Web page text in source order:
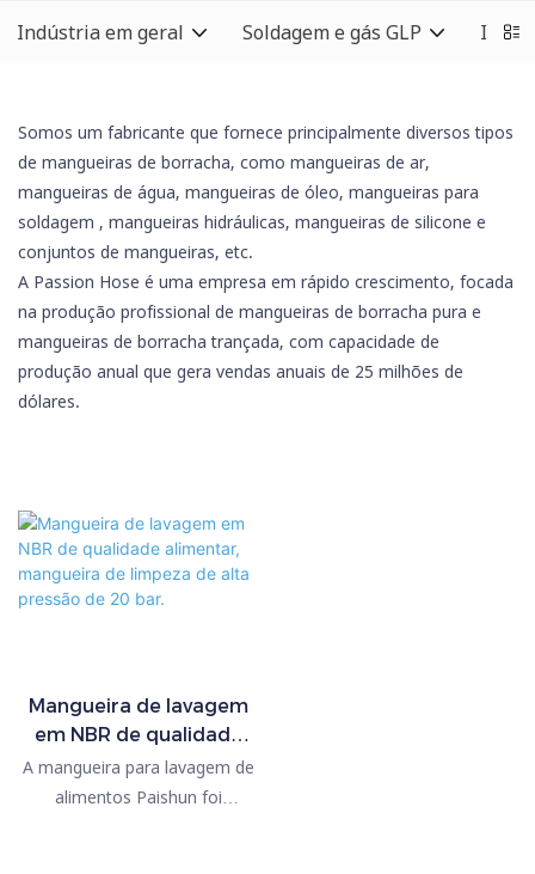
Indústria em geral Soldagem e gás GLP
Somos um fabricante que fornece principalmente diversos tipos
de mangueiras de borracha, como mangueiras de ar,
mangueiras de água, mangueiras de óleo, mangueiras para
soldagem , mangueiras hidráulicas, mangueiras de silicone e
conjuntos de mangueiras, etc.
A Passion Hose é uma empresa em rápido crescimento, focada
na produção profissional de mangueiras de borracha pura e
mangueiras de borracha trançada, com capacidade de
produção anual que gera vendas anuais de 25 milhões de
dólares.
Mangueira de lavagem
em NBR de qualidade
alimentar, mangueira de
limpeza de alta pressão
A mangueira para lavagem de
alimentos Paishun foi